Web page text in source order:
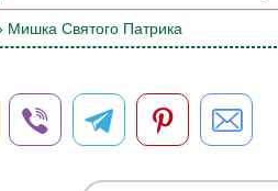
Мишка Святого Патрика